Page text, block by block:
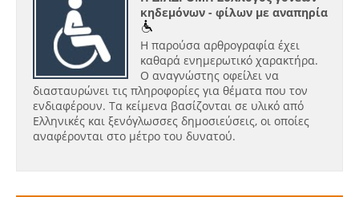
κηδεμόνων - φίλων με αναπηρία
Η παρούσα αρθρογραφία έχει
καθαρά ενημερωτικό χαρακτήρα.
Ο αναγνώστης οφείλει να
διασταυρώνει τις πληροφορίες για θέματα που τον
ενδιαφέρουν. Τα κείμενα βασίζονται σε υλικό από
Ελληνικές και ξενόγλωσσες δημοσιεύσεις, οι οποίες
αναφέρονται στο μέτρο του δυνατού.